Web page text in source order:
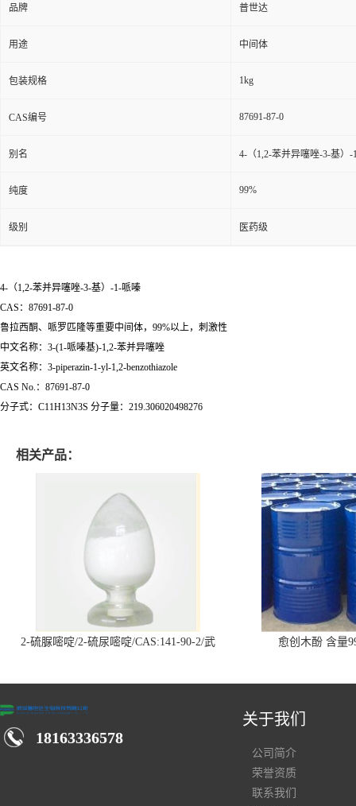
品牌 普世达
用途 中间体
包装规格 1kg
CAS编号 87691-87-0
别名 4-（1,2-苯并异噻唑-3-基）-
纯度 99%
级别 医药级
4-（1,2-苯并异噻唑-3-基）-1-哌嗪
CAS：87691-87-0
鲁拉西酮、哌罗匹隆等重要中间体，99%以上，刺激性
中文名称：3-(1-哌嗪基)-1,2-苯并异噻唑
英文名称：3-piperazin-1-yl-1,2-benzothiazole
CAS No.：87691-87-0
分子式：C11H13N3S 分子量：219.306020498276
相关产品：
2-硫脲嘧啶/2-硫尿嘧啶/CAS:141-90-2/武
愈创木酚 含量
18163336578
关于我们
公司简介
荣誉资质
联系我们